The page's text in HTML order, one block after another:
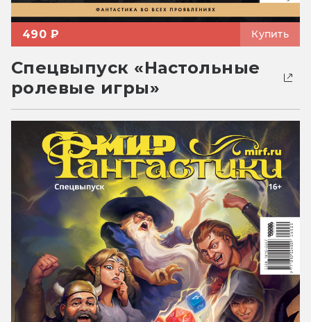
490 ₽ Купить
Спецвыпуск «Настольные
ролевые игры»